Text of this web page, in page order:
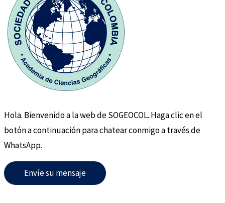
Hola. Bienvenido a la web de SOGEOCOL. Haga clic en el
botón a continuación para chatear conmigo a través de
WhatsApp.
Envíe su mensaje